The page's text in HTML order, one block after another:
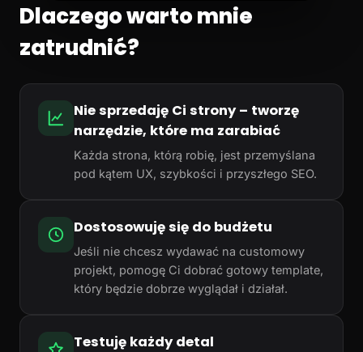
Dlaczego warto mnie
zatrudnić?
Nie sprzedaję Ci strony – tworzę
narzędzie, które ma zarabiać
Każda strona, którą robię, jest przemyślana
pod kątem UX, szybkości i przyszłego SEO.
Dostosowuję się do budżetu
Jeśli nie chcesz wydawać na customowy
projekt, pomogę Ci dobrać gotowy template,
który będzie dobrze wyglądał i działał.
Testuję każdy detal